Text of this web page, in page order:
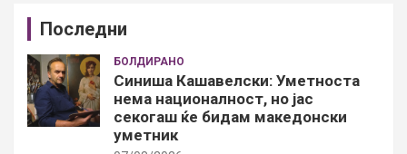
Последни
БОЛДИРАНО
Синиша Кашавелски: Уметноста
нема националност, но јас
секогаш ќе бидам македонски
уметник